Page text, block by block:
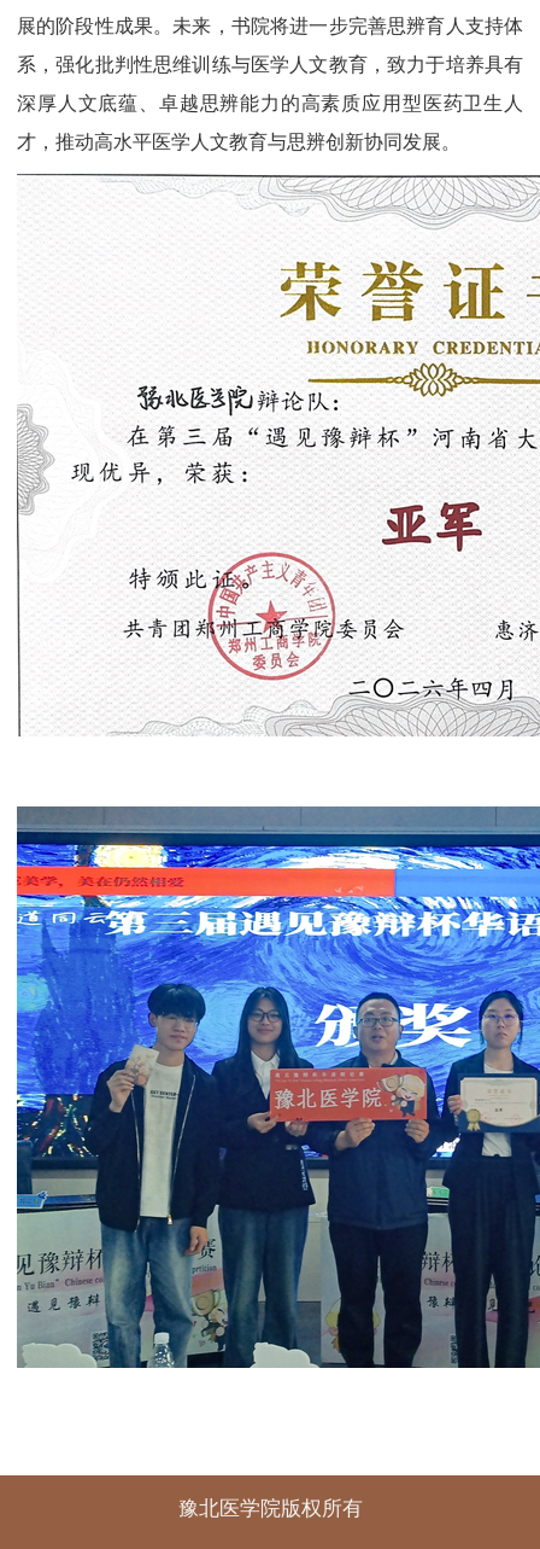
展的阶段性成果。未来，书院将进一步完善思辨育人支持体
系，强化批判性思维训练与医学人文教育，致力于培养具有
深厚人文底蕴、卓越思辨能力的高素质应用型医药卫生人
才，推动高水平医学人文教育与思辨创新协同发展。
豫北医学院版权所有